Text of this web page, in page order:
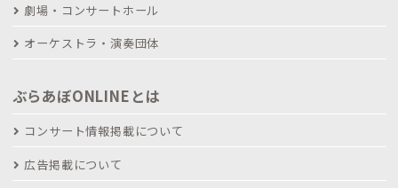
劇場・コンサートホール
オーケストラ・演奏団体
ぶらあぼONLINEとは
コンサート情報掲載について
広告掲載について